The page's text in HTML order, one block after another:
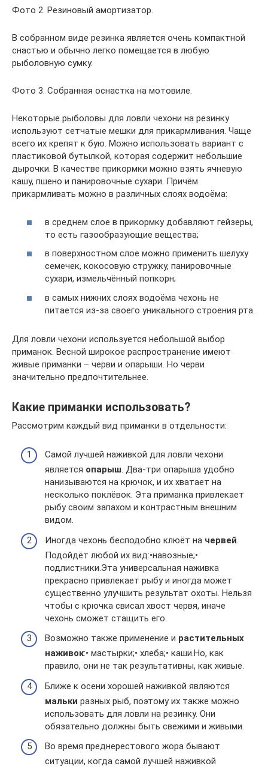
Фото 2. Резиновый амортизатор.
В собранном виде резинка является очень компактной
снастью и обычно легко помещается в любую
рыболовную сумку.
Фото 3. Собранная оснастка на мотовиле.
Некоторые рыболовы для ловли чехони на резинку
используют сетчатые мешки для прикармливания. Чаще
всего их крепят к бую. Можно использовать вариант с
пластиковой бутылкой, которая содержит небольшие
дырочки. В качестве прикормки можно взять ячневую
кашу, пшено и панировочные сухари. Причём
прикармливать можно в различных слоях водоёма:
в среднем слое в прикормку добавляют гейзеры,
то есть газообразующие вещества;
в поверхностном слое можно применить шелуху
семечек, кокосовую стружку, панировочные
сухари, измельчённый попкорн;
в самых нижних слоях водоёма чехонь не
питается из-за своего уникального строения рта.
Для ловли чехони используется небольшой выбор
приманок. Весной широкое распространение имеют
живые приманки – черви и опарыши. Но черви
значительно предпочтительнее.
Какие приманки использовать?
Рассмотрим каждый вид приманки в отдельности:
Самой лучшей наживкой для ловли чехони
является опарыш. Два-три опарыша удобно
нанизываются на крючок, и их хватает на
несколько поклёвок. Эта приманка привлекает
рыбу своим запахом и контрастным внешним
видом.
Иногда чехонь бесподобно клюёт на червей
Подойдёт любой их вид:•навозные;•
подлистники.Эта универсальная наживка
прекрасно привлекает рыбу и иногда может
существенно улучшить результат охоты. Нельзя
чтобы с крючка свисал хвост червя, иначе
чехонь сможет стащить его.
Возможно также применение и растительных
наживок:• мастырки;• хлеба;• каши.Но, как
правило, они не так результативны, как живые.
Ближе к осени хорошей наживкой являются
мальки разных рыб, поэтому их также можно
использовать для ловли на резинку. Они
обязательно должны быть свежими и живыми.
Во время преднерестового жора бывают
ситуации, когда самой лучшей наживкой